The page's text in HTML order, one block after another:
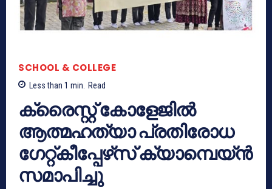
SCHOOL & COLLEGE
Less than 1 min. Read
ക്രൈസ്റ്റ് കോളേജിൽ
ആത്മഹത്യാ പ്രതിരോധ
ഗേറ്റ്‌കീപ്പേഴ്‌സ് ക്യാമ്പെയ്ൻ
സമാപിച്ചു